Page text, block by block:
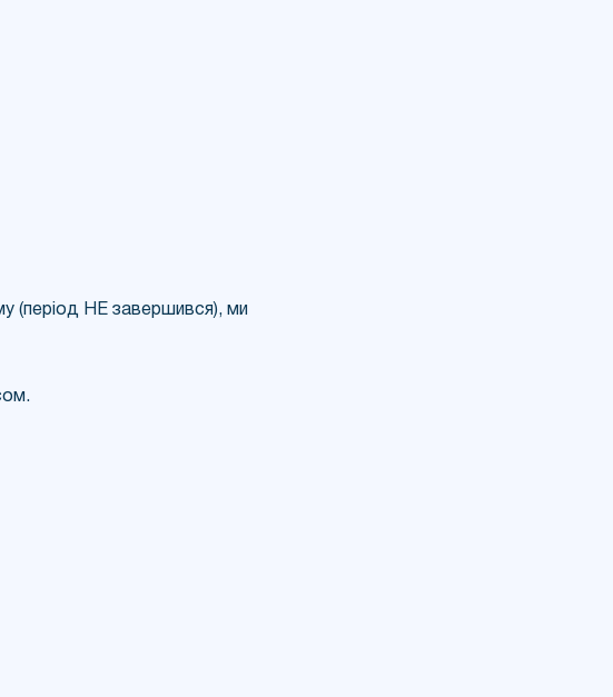
(період НЕ завершився), ми